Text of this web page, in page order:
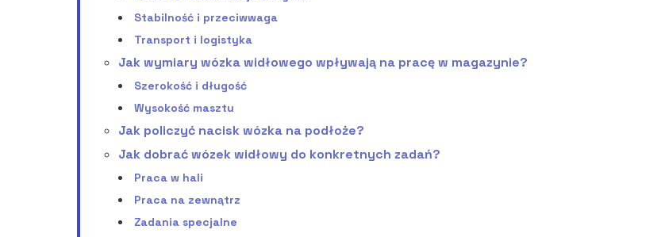
Stabilność i przeciwwaga
Transport i logistyka
Jak wymiary wózka widłowego wpływają na pracę w magazynie?
Szerokość i długość
Wysokość masztu
Jak policzyć nacisk wózka na podłoże?
Jak dobrać wózek widłowy do konkretnych zadań?
Praca w hali
Praca na zewnątrz
Zadania specjalne